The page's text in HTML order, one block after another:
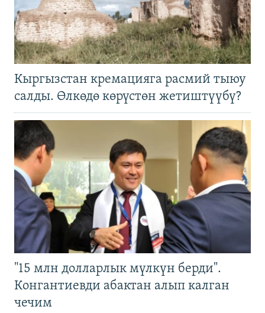
Кыргызстан кремацияга расмий тыюу
салды. Өлкөдө көрүстөн жетиштүүбү?
"15 млн долларлык мүлкүн берди".
Конгантиевди абактан алып калган
чечим